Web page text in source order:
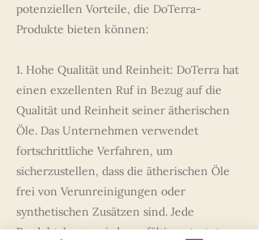
potenziellen Vorteile, die DoTerra-
Produkte bieten können:
1. Hohe Qualität und Reinheit: DoTerra hat
einen exzellenten Ruf in Bezug auf die
Qualität und Reinheit seiner ätherischen
Öle. Das Unternehmen verwendet
fortschrittliche Verfahren, um
sicherzustellen, dass die ätherischen Öle
frei von Verunreinigungen oder
synthetischen Zusätzen sind. Jede
Produktcharge wird sorgfältig getestet, um